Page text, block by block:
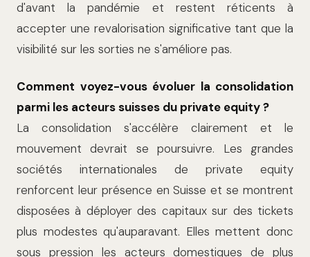
d'avant la pandémie et restent réticents à
accepter une revalorisation significative tant que la
visibilité sur les sorties ne s'améliore pas.
Comment voyez-vous évoluer la consolidation
parmi les acteurs suisses du private equity ?
La consolidation s'accélère clairement et le
mouvement devrait se poursuivre. Les grandes
sociétés internationales de private equity
renforcent leur présence en Suisse et se montrent
disposées à déployer des capitaux sur des tickets
plus modestes qu'auparavant. Elles mettent donc
sous pression les acteurs domestiques de plus